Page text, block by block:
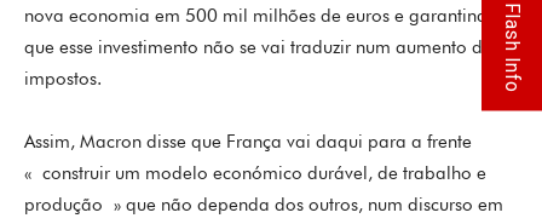
nova economia em 500 mil milhões de euros e garantindo
que esse investimento não se vai traduzir num aumento de
impostos.
Assim, Macron disse que França vai daqui para a frente
« construir um modelo económico durável, de trabalho e
produção » que não dependa dos outros, num discurso em
Flash Info